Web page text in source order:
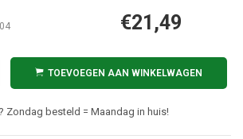
€21,49
TOEVOEGEN AAN WINKELWAGEN
Zondag besteld = Maandag in huis!